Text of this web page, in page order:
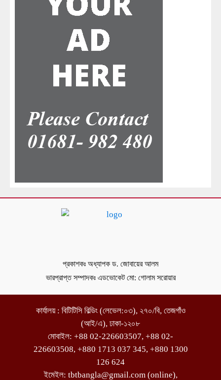
প্রকাশকঃ অধ্যাপক ড. জোবায়ের আলম
ভারপ্রাপ্ত সম্পাদকঃ এডভোকেট মো: গোলাম সরোয়ার
কার্যালয় : বিটিটিসি বিল্ডিং (লেভেল:০৩), ২৭০/বি, তেজগাঁও
(আই/এ), ঢাকা-১২০৮
মোবাইল: +88 02-226603507, +88 02-
226603508, +880 1713 037 345, +880 1300
126 624
ইমেইল: tbtbangla@gmail.com (online),